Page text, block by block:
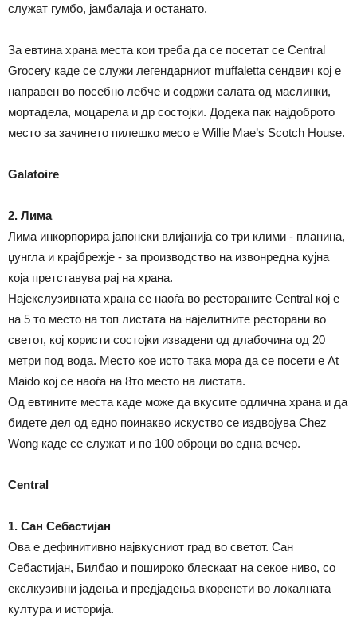
служат гумбо, јамбалаја и останато.
За евтина храна места кои треба да се посетат се Central
Grocery каде се служи легендарниот muffaletta сендвич кој е
направен во посебно лебче и содржи салата од маслинки,
мортадела, моцарела и др состојки. Додека пак најдоброто
место за зачинето пилешко месо е Willie Mae’s Scotch House.
Galatoire
2. Лима
Лима инкорпорира јапонски влијанија со три клими - планина,
џунгла и крајбрежје - за производство на извонредна кујна
која претставува рај на храна.
Најекслузивната храна се наоѓа во рестораните Central кој е
на 5 то место на топ листата на најелитните ресторани во
светот, кој користи состојки извадени од длабочина од 20
метри под вода. Место кое исто така мора да се посети е At
Maido кој се наоѓа на 8то место на листата.
Од евтините места каде може да вкусите одлична храна и да
бидете дел од едно поинакво искуство се издвојува Chez
Wong каде се служат и по 100 оброци во една вечер.
Central
1. Сан Себастијан
Ова е дефинитивно највкусниот град во светот. Сан
Себастијан, Билбао и пошироко блескаат на секое ниво, со
екслкузивни јадења и предјадења вкоренети во локалната
култура и историја.